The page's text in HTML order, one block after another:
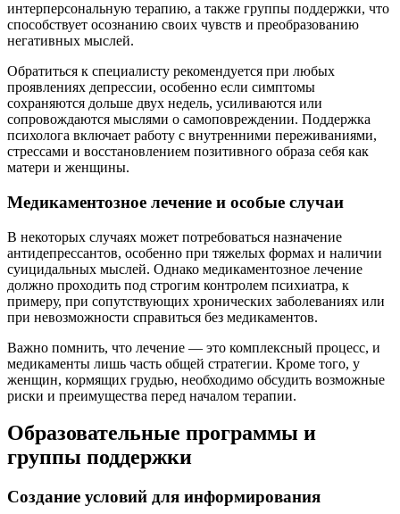
интерперсональную терапию, а также группы поддержки, что
способствует осознанию своих чувств и преобразованию
негативных мыслей.
Обратиться к специалисту рекомендуется при любых
проявлениях депрессии, особенно если симптомы
сохраняются дольше двух недель, усиливаются или
сопровождаются мыслями о самоповреждении. Поддержка
психолога включает работу с внутренними переживаниями,
стрессами и восстановлением позитивного образа себя как
матери и женщины.
Медикаментозное лечение и особые случаи
В некоторых случаях может потребоваться назначение
антидепрессантов, особенно при тяжелых формах и наличии
суицидальных мыслей. Однако медикаментозное лечение
должно проходить под строгим контролем психиатра, к
примеру, при сопутствующих хронических заболеваниях или
при невозможности справиться без медикаментов.
Важно помнить, что лечение — это комплексный процесс, и
медикаменты лишь часть общей стратегии. Кроме того, у
женщин, кормящих грудью, необходимо обсудить возможные
риски и преимущества перед началом терапии.
Образовательные программы и
группы поддержки
Создание условий для информирования